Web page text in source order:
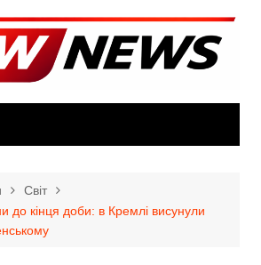
Світ
до кінця доби: в Кремлі висунули